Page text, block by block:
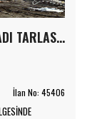
EREĞLİ UZUNMEHMET MAHALLESİ KADI TARLASI BÖLGESİNDE SATILIK 3+1 DAİRE
İlan No: 45406